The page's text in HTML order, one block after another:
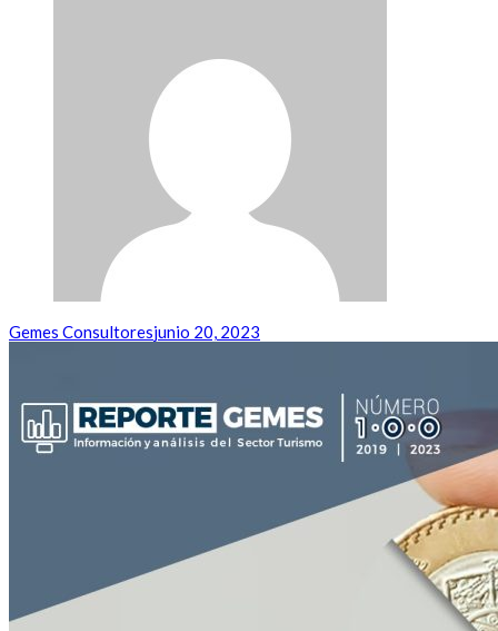
Gemes Consultoresjunio 20, 2023